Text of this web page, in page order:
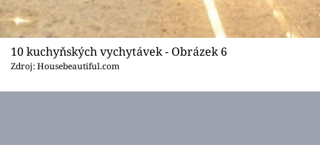
10 kuchyňských vychytávek - Obrázek 6
Zdroj: Housebeautiful.com